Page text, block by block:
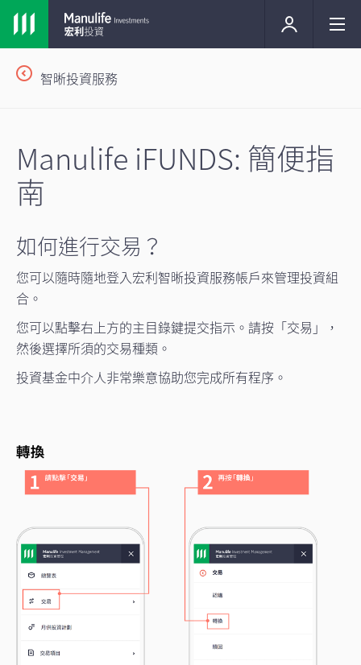
智晰投資服務
Manulife iFUNDS: 簡便指
南
如何進行交易？
您可以隨時隨地登入宏利智晰投資服務帳戶來管理投資組
合。
您可以點擊右上方的主目錄鍵提交指示。請按「交易」，
然後選擇所須的交易種類。
投資基金中介人非常樂意協助您完成所有程序。